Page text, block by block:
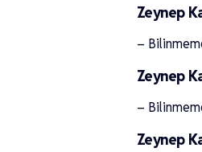
Zeynep
–
Zeynep
–
Zeynep